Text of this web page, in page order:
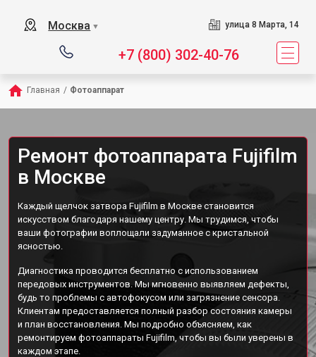
Москва ▼ улица 8 Марта, 14
+7 (800) 302-40-76
Главная / Фотоаппарат
Ремонт фотоаппарата Fujifilm
в Москве
Каждый щелчок затвора Fujifilm в Москве становится
искусством благодаря нашему центру. Мы трудимся, чтобы
ваши фотографии воплощали задуманное с кристальной
ясностью.
Диагностика проводится бесплатно с использованием
передовых инструментов. Мы мгновенно выявляем дефекты,
будь то проблемы с автофокусом или загрязнение сенсора.
Клиентам предоставляется полный разбор состояния камеры
и план восстановления. Мы подробно объясняем, как
ремонтируем фотоаппараты Fujifilm, чтобы вы были уверены в
каждом этапе.